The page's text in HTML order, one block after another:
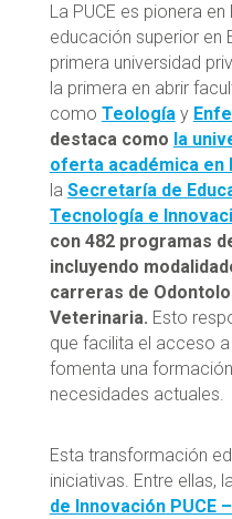
La PUCE es pionera
educación superior en
primera universidad
la primera en abrir
como Teologíay
destaca como la
oferta académica en
la Secretaría de
Tecnología e
con 482 programas
incluyendo
carreras de
Veterinaria. Esto
que facilita el acceso
fomenta una
necesidades actuales.
Esta transformación
iniciativas. Entre ellas, la
de Innovación PUCE